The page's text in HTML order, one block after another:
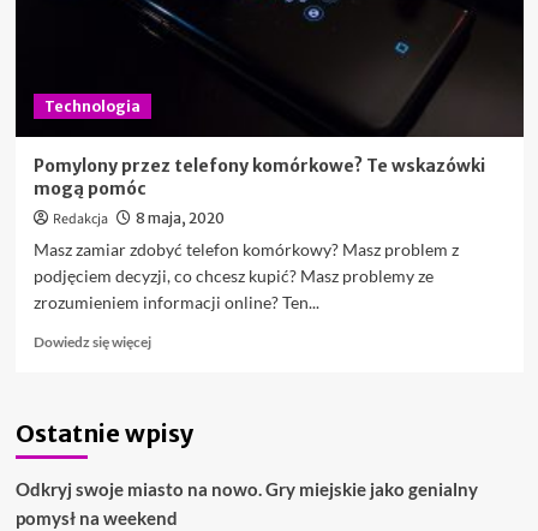
Technologia
Pomylony przez telefony komórkowe? Te wskazówki
mogą pomóc
Redakcja 8 maja, 2020
Masz zamiar zdobyć telefon komórkowy? Masz problem z
podjęciem decyzji, co chcesz kupić? Masz problemy ze
zrozumieniem informacji online? Ten...
Dowiedz się więcejDowiedz
Pomylony
przez
komórkowe?
Te
Ostatnie wpisy
Odkryj swoje miasto na nowo. Gry miejskie jako genialny
pomysł na weekend